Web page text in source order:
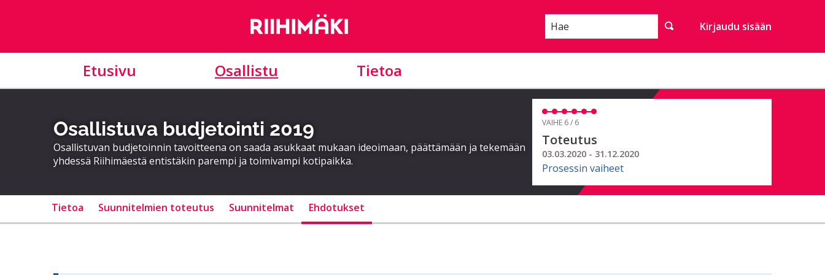
Hae Kirjaudu sisään
Etusivu Osallistu Tietoa
Osallistuva budjetointi 2019
Osallistuvan budjetoinnin tavoitteena on saada asukkaat mukaan ideoimaan, päättämään ja tekemään
yhdessä Riihimäestä entistäkin parempi ja toimivampi kotipaikka.
VAIHE 6 / 6
Toteutus
03.03.2020 - 31.12.2020
Prosessin vaiheet
Tietoa Suunnitelmien toteutus Suunnitelmat Ehdotukset